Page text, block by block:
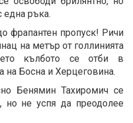
една ръка.
фрапантен пропуск! Ричи
на метър от голлинията
кълбото се отби в
на Босна и Херцеговина.
Бенямин Тахиромич се
но не успя да преодолее